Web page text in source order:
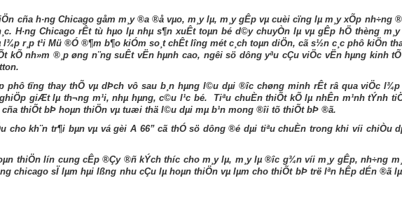
cña h·ng Chicago gåm m¸y ®­a ®å vµo, m¸y lµ, m¸y gÊp vµ cuèi cïng lµ m¸y xÕp
H·ng Chicago rÊt tù hµo lµ nhµ s¶n xuÊt toµn bé d©y chuyÒn lµ vµ gÊp hÖ thèng
r¸p t¹i Mü ®Ó ®¶m b¶o kiÓm so¸t chÊt l­îng mét c¸ch toµn diÖn, cã s½n c¸c phô kiÖn
kÕ nh»m ®¸p øng n¨ng suÊt vËn hµnh cao, ng­êi sö dông yªu cÇu viÖc vËn hµng kinh
phô tïng thay thÕ vµ dÞch vô sau b¸n hµng l©u dµi ®­îc chøng minh rÊt râ qua viÖc l¾p
giÆt lµ th­¬ng m¹i, nhµ hµng, c©u l¹c bé. Tiªu chuÈn thiÕt kÕ lµ nhÊn m¹nh tÝnh
thiÕt bÞ hoµn thiÖn vµ tuæi thä l©u dµi mµ b¹n mong ®îi tõ thiÕt bÞ ®ã.
cho kh¨n tr¶i bµn vµ vá gèi A 66” cã thÓ sö dông ®é dµi tiªu chuÈn trong khi víi chiÒu
thiÖn lín cung cÊp ®Çy ®ñ kÝch th­íc cho m¸y lµ, m¸y lµ ®­îc g¾n víi m¸y gÊp, nh÷ng
chicago sÏ lµm hµi lßng nhu cÇu lµ hoµn thiÖn vµ lµm cho thiÕt bÞ trë lªn hÊp dÉn ®ã